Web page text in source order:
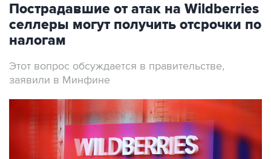
Пострадавшие от атак на Wildberries
селлеры могут получить отсрочки по
налогам
Этот вопрос обсуждается в правительстве,
заявили в Минфине